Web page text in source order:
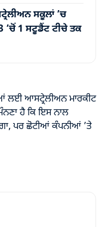
ਸਕੂਲਾਂ ’ਚ
’ਚੋਂ 1 ਸਟੂਡੈਂਟ ਟੀਚੇ ਤਕ
ਲਈ ਆਸਟ੍ਰੇਲੀਅਨ ਮਾਰਕੀਟ
ਹੈ ਕਿ ਇਸ ਨਾਲ
ਪਰ ਛੋਟੀਆਂ ਕੰਪਨੀਆਂ ’ਤੇ